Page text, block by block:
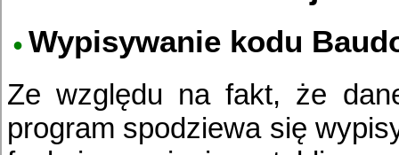
Wypisywanie kodu
Ze względu na fakt, że
program spodziewa się